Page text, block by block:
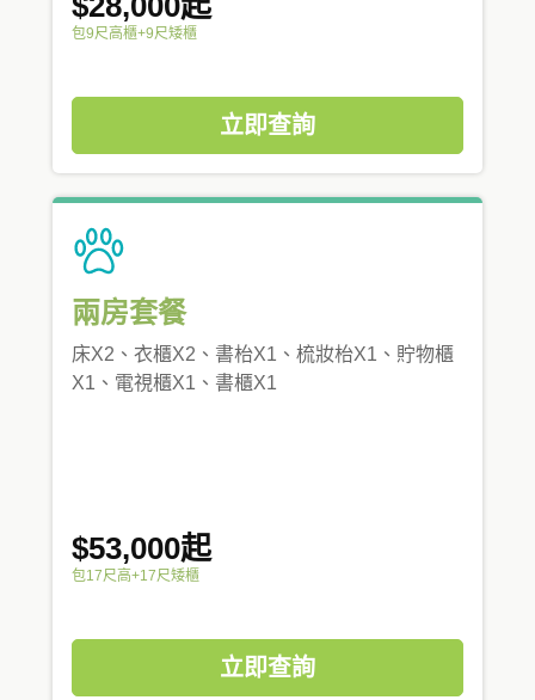
包9尺高櫃+9尺矮櫃
立即查詢
兩房套餐
床X2、衣櫃X2、書枱X1、梳妝枱X1、貯物櫃
X1、電視櫃X1、書櫃X1
$53,000起
包17尺高+17尺矮櫃
立即查詢